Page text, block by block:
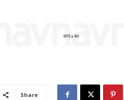
Share